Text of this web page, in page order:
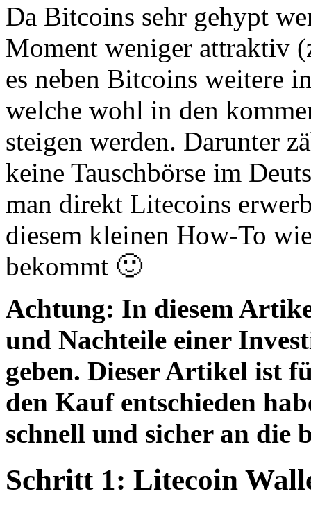
Da Bitcoins sehr gehypt
Moment weniger attraktiv
es neben Bitcoins weitere
welche wohl in den
steigen werden. Darunter
keine Tauschbörse im
man direkt Litecoins
diesem kleinen How-To
bekommt 🙂
Achtung: In diesem
und Nachteile einer
geben. Dieser Artikel ist
den Kauf entschieden
schnell und sicher an die
Schritt 1: Litecoin